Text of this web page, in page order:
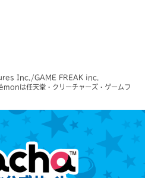
Inc./GAME FREAK inc.
は任天堂・クリーチャーズ・ゲームフ